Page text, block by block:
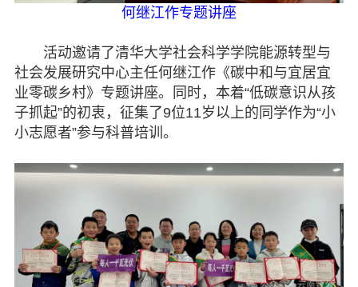
何继江作专题讲座
活动邀请了清华大学社会科学学院能源转型与
社会发展研究中心主任何继江作《碳中和与宜居宜
业零碳乡村》专题讲座。同时，本着“低碳意识从孩
子抓起”的初衷，征集了9位11岁以上的同学作为“小
小志愿者”参与科普培训。